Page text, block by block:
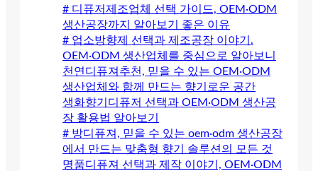
# 디퓨저제조업체 선택 가이드, OEM·ODM
생산공장까지 알아보기 좋은 이유
# 업소방향제 선택과 제조공장 이야기.
OEM·ODM 생산업체를 중심으로 알아보니
천연디퓨져추천, 믿을 수 있는 OEM·ODM
생산업체와 함께 만드는 향기로운 공간
생화향기디퓨저 선택과 OEM·ODM 생산공
장 활용법 알아보기
# 방디퓨져, 믿을 수 있는 oem·odm 생산공장
에서 만드는 맞춤형 향기 솔루션의 모든 것
명품디퓨져 선택과 제작 이야기, OEM·ODM